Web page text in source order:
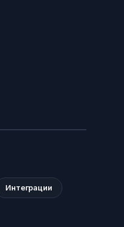
Интеграции